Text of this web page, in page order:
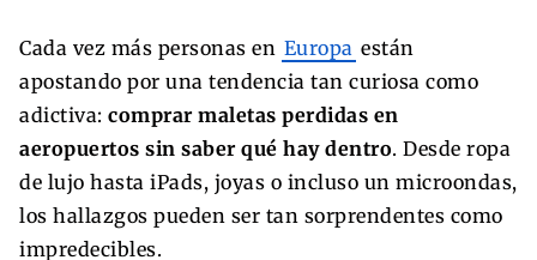
Cada vez más personas en Europa están
apostando por una tendencia tan curiosa como
adictiva: comprar maletas perdidas en
aeropuertos sin saber qué hay dentro. Desde ropa
de lujo hasta iPads, joyas o incluso un microondas,
los hallazgos pueden ser tan sorprendentes como
impredecibles.